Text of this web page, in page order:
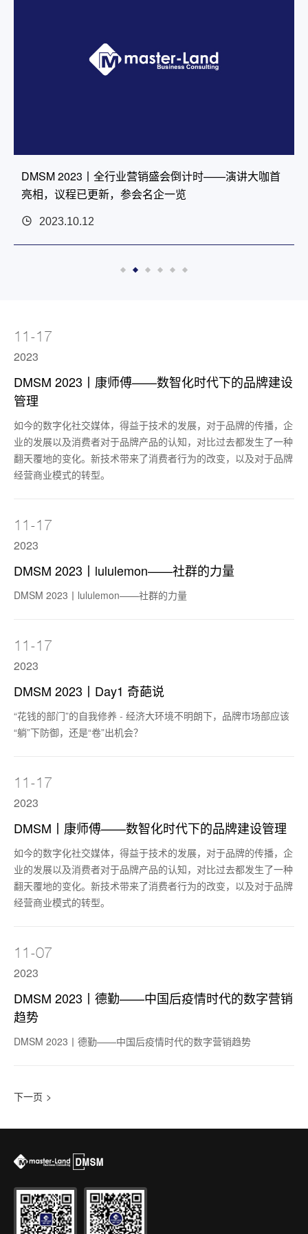
业营销盛会倒计时——演讲大咖首
参会名企一览
DMSM 2023 | 巴斯
11-17
2023
DMSM 2023丨康师傅——数智化时代下的品牌建设
管理
如今的数字化社交媒体，得益于技术的发展，对于品牌的传播，企
业的发展以及消费者对于品牌产品的认知，对比过去都发生了一种
翻天覆地的变化。新技术带来了消费者行为的改变，以及对于品牌
经营商业模式的转型。
11-17
2023
DMSM 2023丨lululemon——社群的力量
DMSM 2023丨lululemon——社群的力量
11-17
2023
DMSM 2023丨Day1 奇葩说
“花钱的部门”的自我修养 - 经济大环境不明朗下，品牌市场部应该
“躺”下防御，还是“卷”出机会？
11-17
2023
DMSM丨康师傅——数智化时代下的品牌建设管理
如今的数字化社交媒体，得益于技术的发展，对于品牌的传播，企
业的发展以及消费者对于品牌产品的认知，对比过去都发生了一种
翻天覆地的变化。新技术带来了消费者行为的改变，以及对于品牌
经营商业模式的转型。
11-07
2023
DMSM 2023丨德勤——中国后疫情时代的数字营销
趋势
DMSM 2023丨德勤——中国后疫情时代的数字营销趋势
>